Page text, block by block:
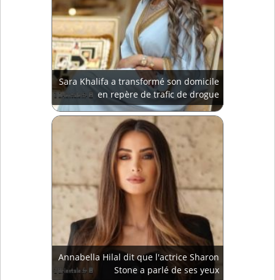
Sara Khalifa a transformé son domicile
en repère de trafic de drogue
Annabella Hilal dit que l'actrice Sharon
Stone a parlé de ses yeux